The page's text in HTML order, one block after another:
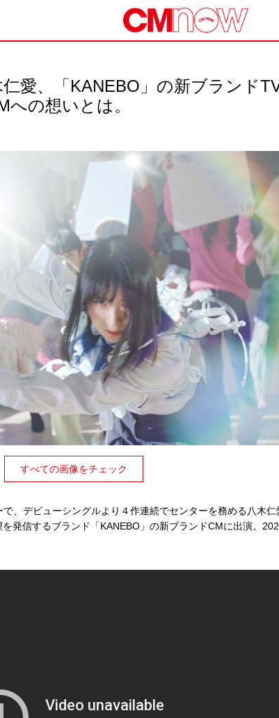
愛、「KANEBO」の新ブランド
への想いとは。
すべての画像をチェック
、デビューシングルより４作連続でセンターを務める八木仁
発信するブランド「KANEBO」の新ブランドCMに出演。